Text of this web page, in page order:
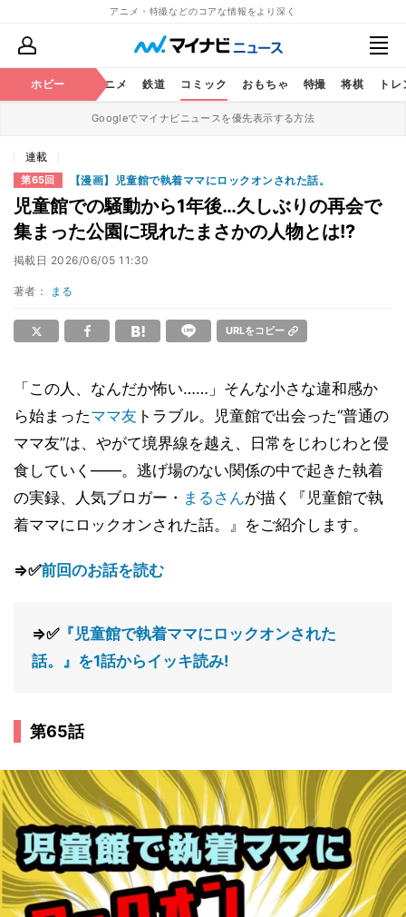
アニメ・特撮などのコアな情報をより深く
ホビー アニメ 鉄道 コミック おもちゃ 特撮 将棋 ト
Googleでマイナビニュースを優先表示する方法
連載
第65回 【漫画】児童館で執着ママにロックオンされた話。
児童館での騒動から1年後…久しぶりの再会で
集まった公園に現れたまさかの人物とは!?
掲載日 2026/06/05 11:30
著者： まる
URLをコピー
「この人、なんだか怖い……」そんな小さな違和感か
ら始まったママ友 トラブル。児童館で出会った“普通の
ママ友”は、やがて境界線を越え、日常をじわじわと侵
食していく――。逃げ場のない関係の中で起きた執着
の実録、人気ブロガー・ まるさんが描く『児童館で執
着ママにロックオンされた話。』をご紹介します。
⇒✅前回のお話を読む
⇒✅『児童館で執着ママにロックオンされた
話。』を1話からイッキ読み!
第65話